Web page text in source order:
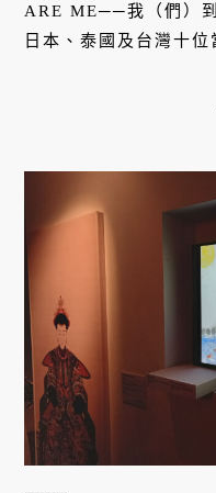
ARE ME──我（們）
日本、泰國及台灣十